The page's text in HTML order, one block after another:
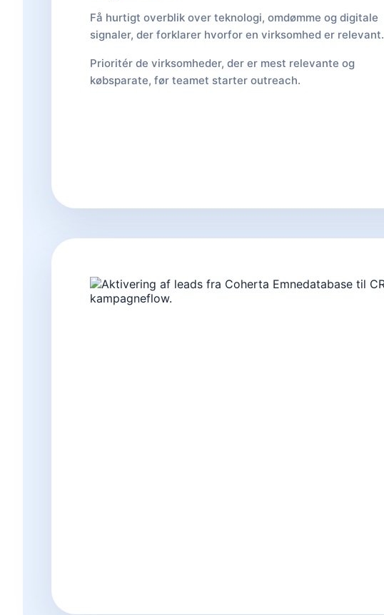
Få hurtigt overblik over teknologi, omdømme og digitale
signaler, der forklarer hvorfor en virksomhed er relevant.
Prioritér de virksomheder, der er mest relevante og
købsparate, før teamet starter outreach.